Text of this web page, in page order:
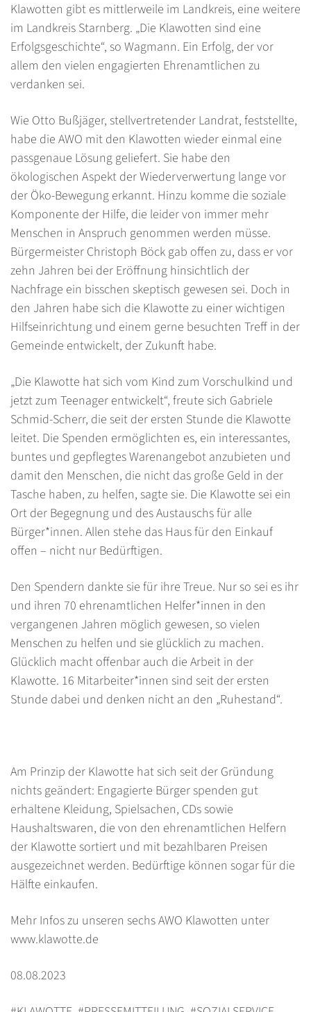
Klawotten gibt es mittlerweile im Landkreis, eine weitere
im Landkreis Starnberg. „Die Klawotten sind eine
Erfolgsgeschichte“, so Wagmann. Ein Erfolg, der vor
allem den vielen engagierten Ehrenamtlichen zu
verdanken sei.
Wie Otto Bußjäger, stellvertretender Landrat, feststellte,
habe die AWO mit den Klawotten wieder einmal eine
passgenaue Lösung geliefert. Sie habe den
ökologischen Aspekt der Wiederverwertung lange vor
der Öko-Bewegung erkannt. Hinzu komme die soziale
Komponente der Hilfe, die leider von immer mehr
Menschen in Anspruch genommen werden müsse.
Bürgermeister Christoph Böck gab offen zu, dass er vor
zehn Jahren bei der Eröffnung hinsichtlich der
Nachfrage ein bisschen skeptisch gewesen sei. Doch in
den Jahren habe sich die Klawotte zu einer wichtigen
Hilfseinrichtung und einem gerne besuchten Treff in der
Gemeinde entwickelt, der Zukunft habe.
„Die Klawotte hat sich vom Kind zum Vorschulkind und
jetzt zum Teenager entwickelt“, freute sich Gabriele
Schmid-Scherr, die seit der ersten Stunde die Klawotte
leitet. Die Spenden ermöglichten es, ein interessantes,
buntes und gepflegtes Warenangebot anzubieten und
damit den Menschen, die nicht das große Geld in der
Tasche haben, zu helfen, sagte sie. Die Klawotte sei ein
Ort der Begegnung und des Austauschs für alle
Bürger*innen. Allen stehe das Haus für den Einkauf
offen – nicht nur Bedürftigen.
Den Spendern dankte sie für ihre Treue. Nur so sei es ihr
und ihren 70 ehrenamtlichen Helfer*innen in den
vergangenen Jahren möglich gewesen, so vielen
Menschen zu helfen und sie glücklich zu machen.
Glücklich macht offenbar auch die Arbeit in der
Klawotte. 16 Mitarbeiter*innen sind seit der ersten
Stunde dabei und denken nicht an den „Ruhestand“.
Am Prinzip der Klawotte hat sich seit der Gründung
nichts geändert: Engagierte Bürger spenden gut
erhaltene Kleidung, Spielsachen, CDs sowie
Haushaltswaren, die von den ehrenamtlichen Helfern
der Klawotte sortiert und mit bezahlbaren Preisen
ausgezeichnet werden. Bedürftige können sogar für die
Hälfte einkaufen.
Mehr Infos zu unseren sechs AWO Klawotten unter
www.klawotte.de
08.08.2023